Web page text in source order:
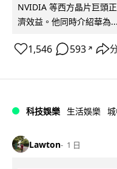
NVIDIA 等西方晶片巨頭
濟效益。他同時介紹華為...
1,546 593 ↗
科技娛樂 生活娛樂
Lawton 1 日